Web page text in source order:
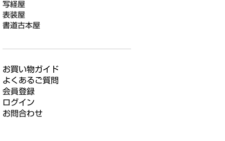
写経屋
表装屋
書道古本屋
お買い物ガイド
よくあるご質問
会員登録
ログイン
お問合わせ